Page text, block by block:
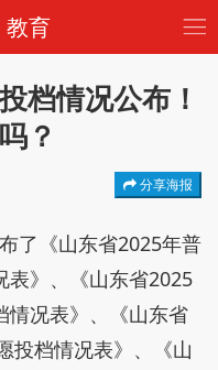
教育
档情况公布！
？
分享海报
了《山东省2025年普
表》、《山东省2025
情况表》、《山东省
投档情况表》、《山